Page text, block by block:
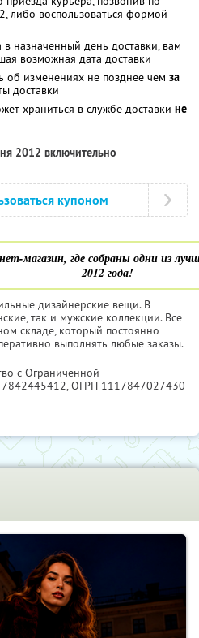
либо воспользоваться формой
назначенный день доставки, вам
возможная дата доставки
об изменениях не позднее чем за
доставки
храниться в службе доставки не
2012 включительно
купоном
магазин, где собраны одни из
2012 года!
дизайнерские вещи. В
так и мужские коллекции. Все
складе, который постоянно
выполнять любые заказы.
с Ограниченной
, ОГРН 1117847027430